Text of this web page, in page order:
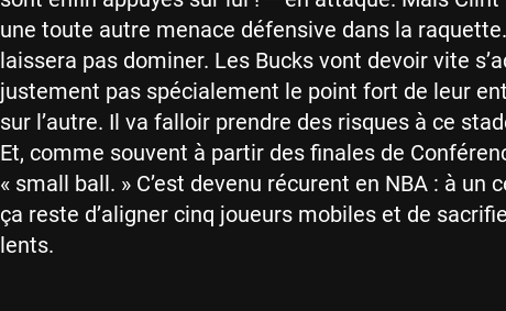
une toute autre menace défensive dans la
laissera pas dominer. Les Bucks vont devoir vite
justement pas spécialement le point fort de leur
sur l’autre. Il va falloir prendre des risques à ce
Et, comme souvent à partir des finales de
« small ball. » C’est devenu récurent en NBA : à un
ça reste d’aligner cinq joueurs mobiles et de
lents.